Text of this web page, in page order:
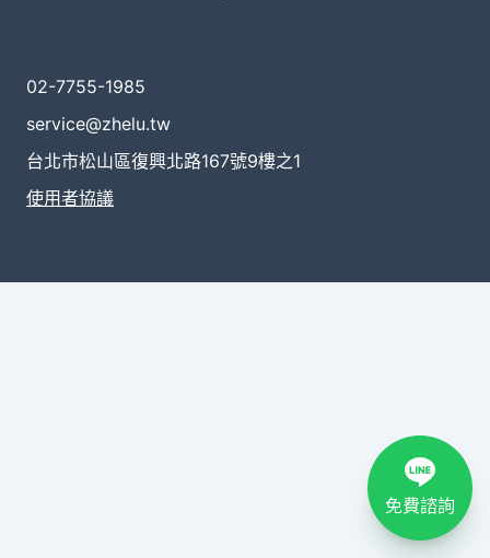
02-7755-1985
service@zhelu.tw
台北市松山區復興北路167號9樓之1
使用者協議
免費諮詢